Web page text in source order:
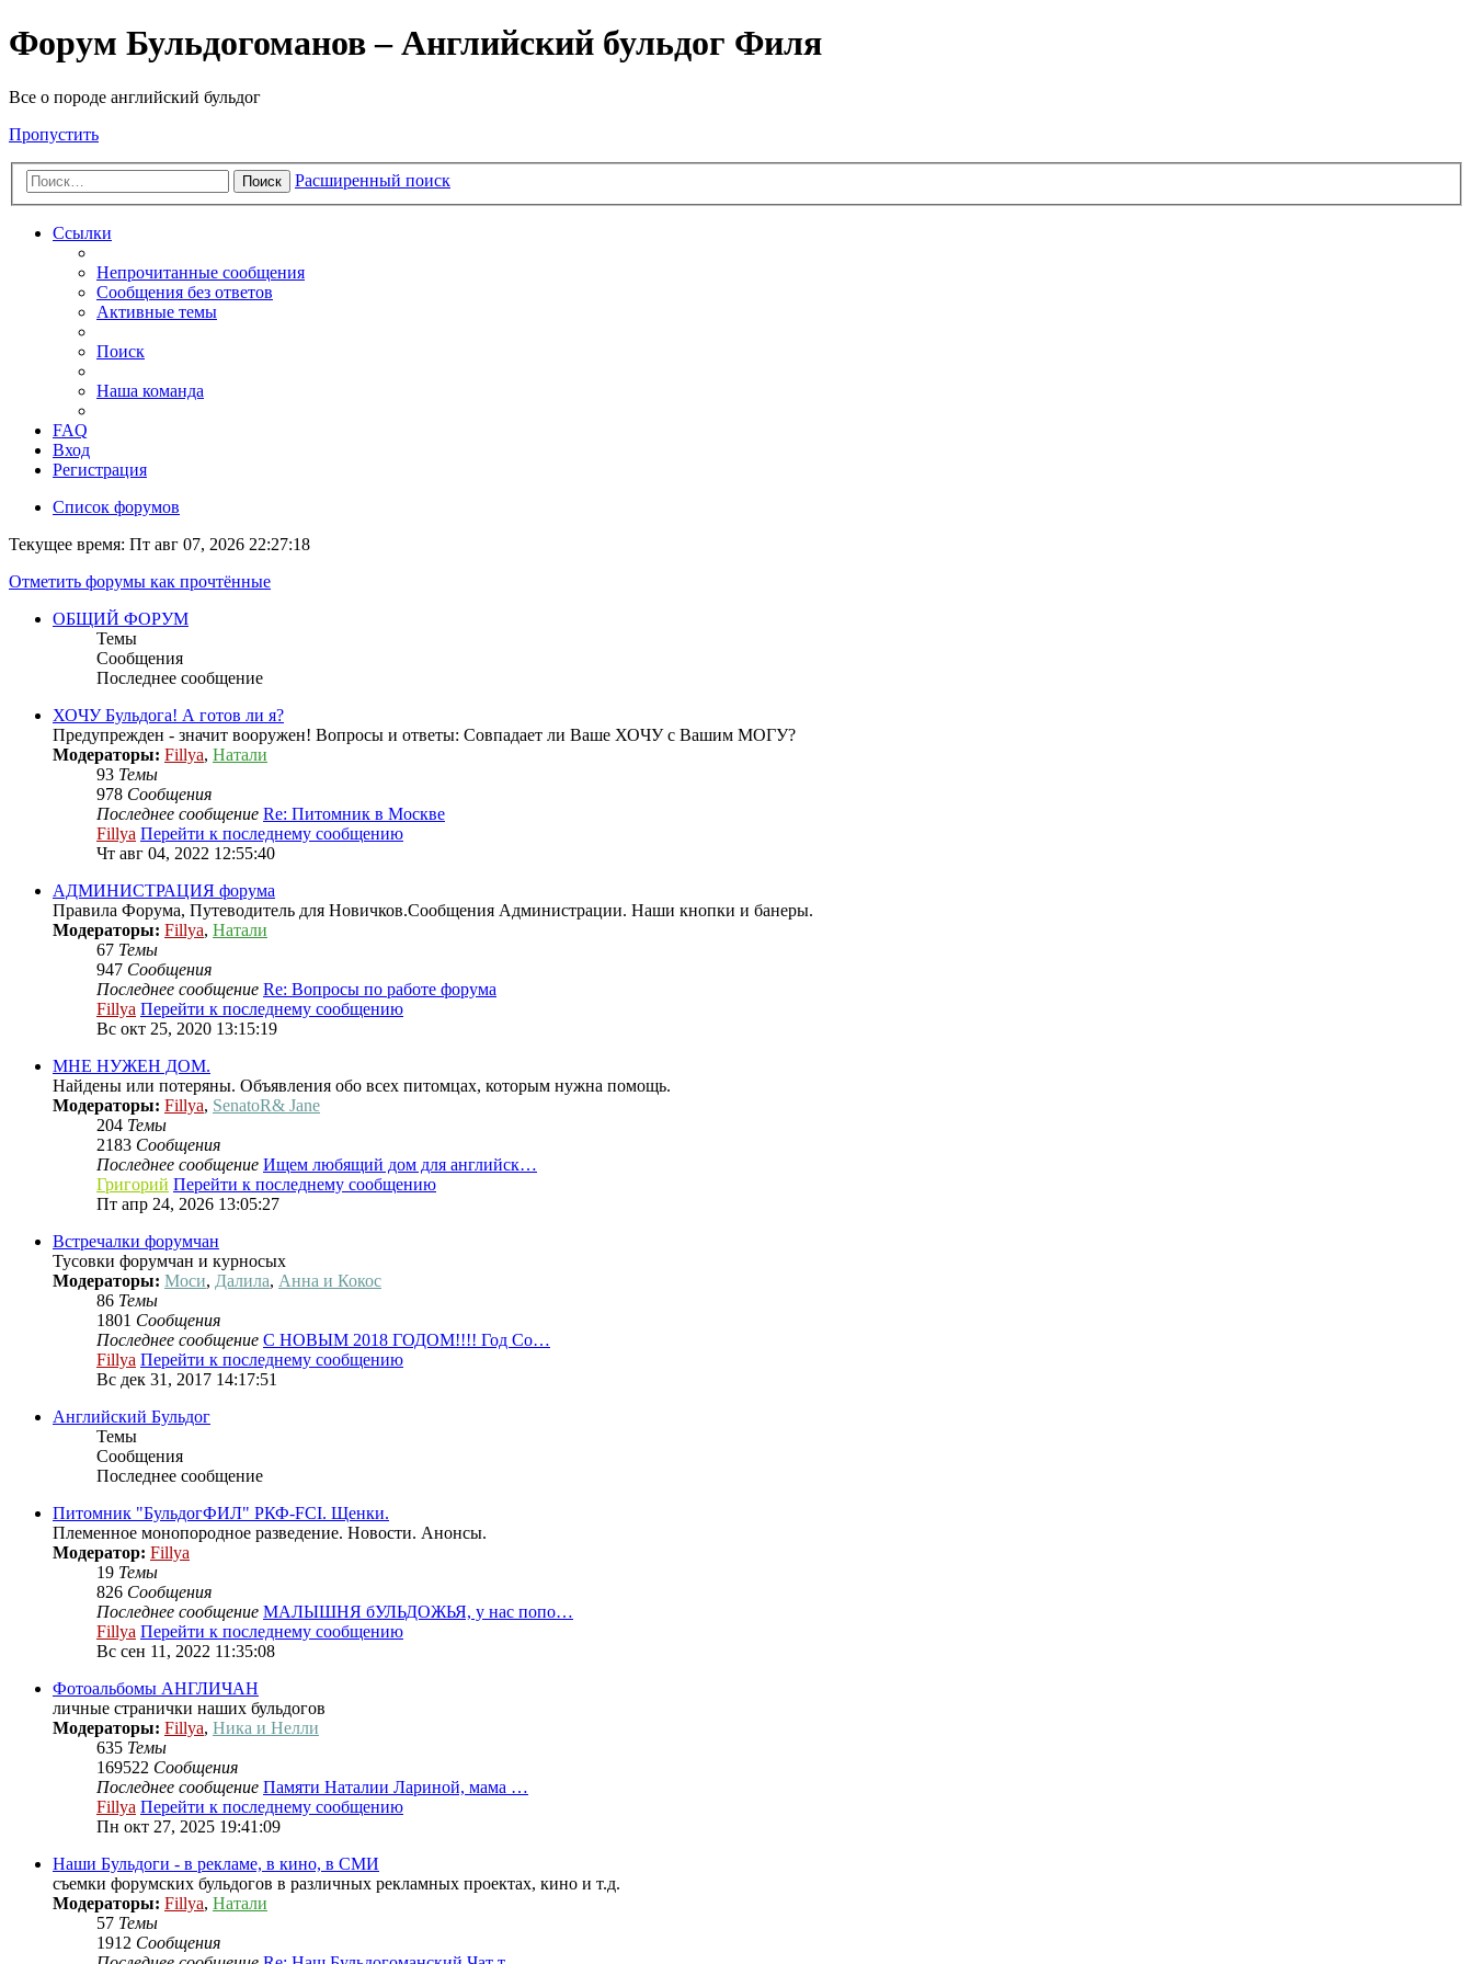
Форум Бульдогоманов – Английский бульдог Филя
Все о породе английский бульдог
Пропустить
Поиск Расширенный поиск
Ссылки
Непрочитанные сообщения
Сообщения без ответов
Активные темы
Поиск
Наша команда
FAQ
Вход
Регистрация
Список форумов
Текущее время: Пт авг 07, 2026 22:27:18
Отметить форумы как прочтённые
ОБЩИЙ ФОРУМ
Темы
Сообщения
Последнее сообщение
ХОЧУ Бульдога! А готов ли я?
Предупрежден - значит вооружен! Вопросы и ответы: Совпадает ли Ваше ХОЧУ с Вашим МОГУ?
Модераторы: Fillya, Натали
93 Темы
978 Сообщения
Последнее сообщение Re: Питомник в Москве
Fillya Перейти к последнему сообщению
Чт авг 04, 2022 12:55:40
АДМИНИСТРАЦИЯ форума
Правила Форума, Путеводитель для Новичков.Сообщения Администрации. Наши кнопки и банеры.
Модераторы: Fillya, Натали
67 Темы
947 Сообщения
Последнее сообщение Re: Вопросы по работе форума
Fillya Перейти к последнему сообщению
Вс окт 25, 2020 13:15:19
МНЕ НУЖЕН ДОМ.
Найдены или потеряны. Объявления обо всех питомцах, которым нужна помощь.
Модераторы: Fillya, SenatoR& Jane
204 Темы
2183 Сообщения
Последнее сообщение Ищем любящий дом для английск…
Григорий Перейти к последнему сообщению
Пт апр 24, 2026 13:05:27
Встречалки форумчан
Тусовки форумчан и курносых
Модераторы: Моси, Далила, Анна и Кокос
86 Темы
1801 Сообщения
Последнее сообщение С НОВЫМ 2018 ГОДОМ!!!! Год Со…
Fillya Перейти к последнему сообщению
Вс дек 31, 2017 14:17:51
Английский Бульдог
Темы
Сообщения
Последнее сообщение
Питомник "БульдогФИЛ" РКФ-FCI. Щенки.
Племенное монопородное разведение. Новости. Анонсы.
Модератор: Fillya
19 Темы
826 Сообщения
Последнее сообщение МАЛЫШНЯ бУЛЬДОЖЬЯ, у нас попо…
Fillya Перейти к последнему сообщению
Вс сен 11, 2022 11:35:08
Фотоальбомы АНГЛИЧАН
личные странички наших бульдогов
Модераторы: Fillya, Ника и Нелли
635 Темы
169522 Сообщения
Последнее сообщение Памяти Наталии Лариной, мама …
Fillya Перейти к последнему сообщению
Пн окт 27, 2025 19:41:09
Наши Бульдоги - в рекламе, в кино, в СМИ
съемки форумских бульдогов в различных рекламных проектах, кино и т.д.
Модераторы: Fillya, Натали
57 Темы
1912 Сообщения